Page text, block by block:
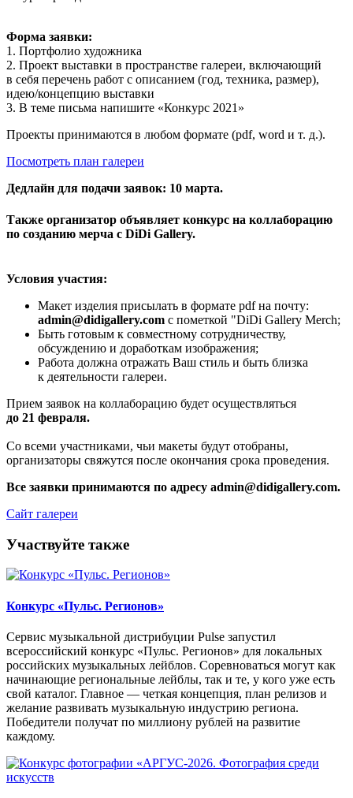
Форма заявки:
1. Портфолио художника
2. Проект выставки в пространстве галереи, включающий
в себя перечень работ с описанием (год, техника, размер),
идею/концепцию выставки
3. В теме письма напишите «Конкурс 2021»
Проекты принимаются в любом формате (pdf, word и т. д.).
Посмотреть план галереи
Дедлайн для подачи заявок: 10 марта.
Также организатор объявляет конкурс на коллаборацию
по созданию мерча с DiDi Gallery.
Условия участия:
Макет изделия присылать в формате pdf на почту:
admin@didigallery.com с пометкой "DiDi Gallery Merch;
Быть готовым к совместному сотрудничеству,
обсуждению и доработкам изображения;
Работа должна отражать Ваш стиль и быть близка
к деятельности галереи.
Прием заявок на коллаборацию будет осуществляться
до 21 февраля.
Со всеми участниками, чьи макеты будут отобраны,
организаторы свяжутся после окончания срока проведения.
Все заявки принимаются по адресу admin@didigallery.com.
Сайт галереи
Участвуйте также
Конкурс «Пульс. Регионов»
Сервис музыкальной дистрибуции Pulse запустил
всероссийский конкурс «Пульс. Регионов» для локальных
российских музыкальных лейблов. Соревноваться могут как
начинающие региональные лейблы, так и те, у кого уже есть
свой каталог. Главное — четкая концепция, план релизов и
желание развивать музыкальную индустрию региона.
Победители получат по миллиону рублей на развитие
каждому.